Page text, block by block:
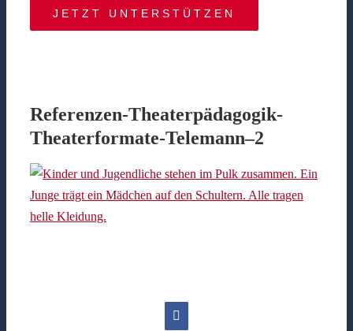
JETZT UNTERSTÜTZEN
Referenzen-Theaterpädagogik-
Theaterformate-Telemann–2
Facebook